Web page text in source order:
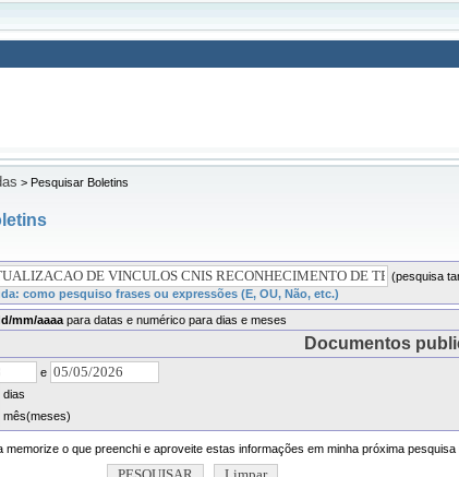
> Pesquisar Boletins
(pesquisa
como pesquiso frases ou expressões (E, OU, Não, etc.)
mm/aaaa para datas e numérico para dias e meses
Documentos
e
dias
mês(meses)
memorize o que preenchi e aproveite estas informações em minha próxima pesquisa